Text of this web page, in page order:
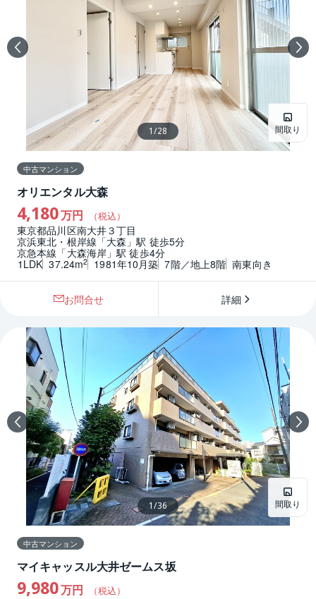
間取り
1/28
中古マンション
オリエンタル大森
4,180万円 （税込）
東京都品川区南大井３丁目
京浜東北・根岸線「大森」駅 徒歩5分
京急本線「大森海岸」駅 徒歩4分
1LDK 37.24m2 1981年10月築 7階／地上8階 南東向き
お問合せ 詳細
間取り
1/36
中古マンション
マイキャッスル大井ゼームス坂
9,980万円 （税込）